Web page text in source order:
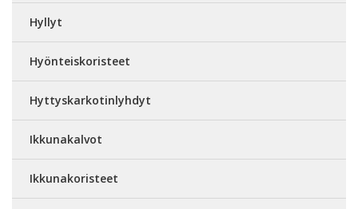
Hyllyt
Hyönteiskoristeet
Hyttyskarkotinlyhdyt
Ikkunakalvot
Ikkunakoristeet